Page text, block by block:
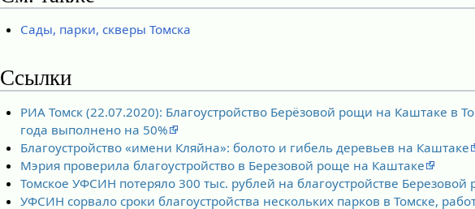
Сады, парки, скверы Томска
Ссылки
РИА Томск (22.07.2020): Благоустройство Берёзовой рощи на Каштаке в
года выполнено на 50%
Благоустройство «имени Кляйна»: болото и гибель деревьев на Каштаке
Мэрия проверила благоустройство в Березовой роще на Каштаке
Томское УФСИН потеряло 300 тыс. рублей на благоустройстве Березовой
УФСИН сорвало сроки благоустройства нескольких парков в Томске,